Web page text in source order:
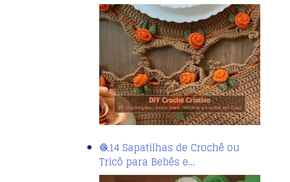
🧶14 Sapatilhas de Crochê ou
Tricô para Bebês e…